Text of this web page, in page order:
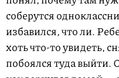
соберутся
избавился, что ли.
хоть что-то увидеть,
побоялся туда выйти.